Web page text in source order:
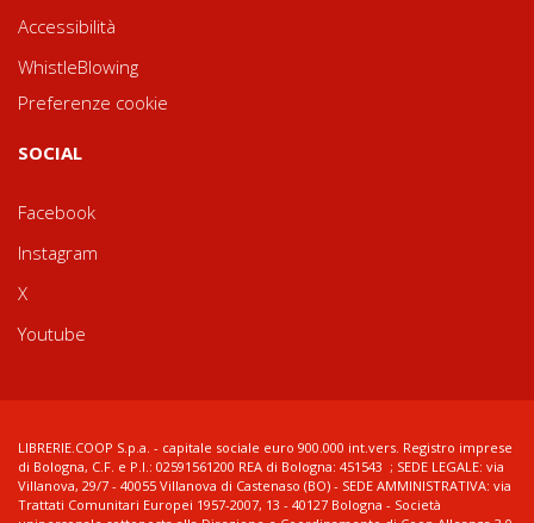
Accessibilità
WhistleBlowing
Preferenze cookie
SOCIAL
Facebook
Instagram
X
Youtube
LIBRERIE.COOP S.p.a. - capitale sociale euro 900.000 int.vers. Registro imprese
di Bologna, C.F. e P.I.: 02591561200 REA di Bologna: 451543 ; SEDE LEGALE: via
Villanova, 29/7 - 40055 Villanova di Castenaso (BO) - SEDE AMMINISTRATIVA: via
Trattati Comunitari Europei 1957-2007, 13 - 40127 Bologna - Società